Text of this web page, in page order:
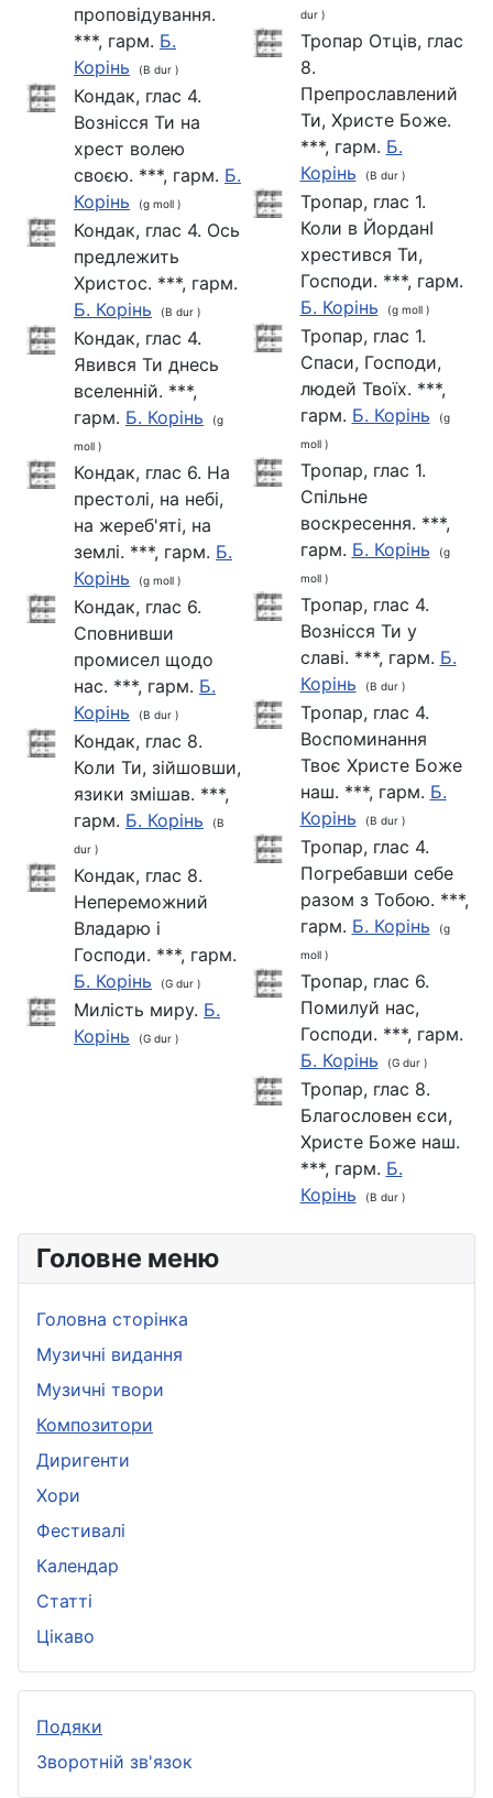
Головне меню
Головна сторінка
Музичні видання
Музичні твори
Композитори
Диригенти
Хори
Фестивалі
Календар
Статті
Цікаво
Подяки
Зворотній зв'язок
проповідування.
***, гарм. Б.
Корінь
(B dur )
Кондак, глас 4.
Вознісся Ти на
хрест волею
своєю. ***, гарм. Б.
Корінь
(g moll )
Кондак, глас 4. Ось
предлежить
Христос. ***, гарм.
Б. Корінь
(B dur )
Кондак, глас 4.
Явився Ти днесь
вселенній. ***,
гарм. Б. Корінь
(g
moll )
Кондак, глас 6. На
престолі, на небі,
на жереб'яті, на
землі. ***, гарм. Б.
Корінь
(g moll )
Кондак, глас 6.
Сповнивши
промисел щодо
нас. ***, гарм. Б.
Корінь
(B dur )
Кондак, глас 8.
Коли Ти, зійшовши,
язики змішав. ***,
гарм. Б. Корінь
(B
dur )
Кондак, глас 8.
Непереможний
Владарю і
Господи. ***, гарм.
Б. Корінь
(G dur )
Милість миру. Б.
Корінь
(G dur )
dur )
Тропар Отців, глас
8.
Препрославлений
Ти, Христе Боже.
***, гарм. Б.
Корінь
(B dur )
Тропар, глас 1.
Коли в ЙорданІ
хрестився Ти,
Господи. ***, гарм.
Б. Корінь
(g moll )
Тропар, глас 1.
Спаси, Господи,
людей Твоїх. ***,
гарм. Б. Корінь
(g
moll )
Тропар, глас 1.
Спільне
воскресення. ***,
гарм. Б. Корінь
(g
moll )
Тропар, глас 4.
Вознісся Ти у
славі. ***, гарм. Б.
Корінь
(B dur )
Тропар, глас 4.
Воспоминання
Твоє Христе Боже
наш. ***, гарм. Б.
Корінь
(B dur )
Тропар, глас 4.
Погребавши себе
разом з Тобою. ***,
гарм. Б. Корінь
(g
moll )
Тропар, глас 6.
Помилуй нас,
Господи. ***, гарм.
Б. Корінь
(G dur )
Тропар, глас 8.
Благословен єси,
Христе Боже наш.
***, гарм. Б.
Корінь
(B dur )